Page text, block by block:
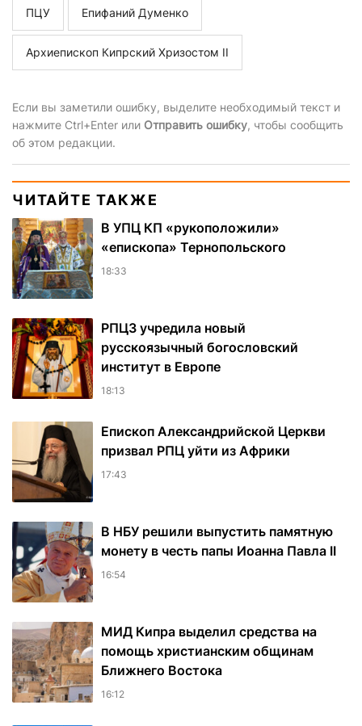
ПЦУ Епифаний Думенко
Архиепископ Кипрский Хризостом II
Если вы заметили ошибку, выделите необходимый текст и
нажмите Ctrl+Enter или Отправить ошибку, чтобы сообщить
об этом редакции.
ЧИТАЙТЕ ТАКЖЕ
В УПЦ КП «рукоположили»
«епископа» Тернопольского
18:33
РПЦЗ учредила новый
русскоязычный богословский
институт в Европе
18:13
Епископ Александрийской Церкви
призвал РПЦ уйти из Африки
17:43
В НБУ решили выпустить памятную
монету в честь папы Иоанна Павла II
16:54
МИД Кипра выделил средства на
помощь христианским общинам
Ближнего Востока
16:12